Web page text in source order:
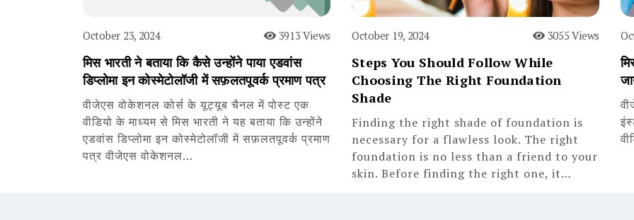
October 23, 2024 3913 Views
मिस भारती ने बताया कि कैसे उन्होंने पाया एडवांस
डिप्लोमा इन कोस्मेटोलॉजी में सफ़लतपूवर्क प्रमाण पत्र
वीजेएस वोकेशनल कोर्स के यूट्यूब चैनल में पोस्ट एक
वीडियो के माध्यम से मिस भारती ने यह बताया कि उन्होंने
एडवांस डिप्लोमा इन कोस्मेटोलॉजी में सफ़लतपूवर्क प्रमाण
पत्र वीजेएस वोकेशनल…
October 19, 2024 3055 Views
Steps You Should Follow While
Choosing The Right Foundation
Shade
Finding the right shade of foundation is
necessary for a flawless look. The right
foundation is no less than a friend to your
skin. Before finding the right one, it…